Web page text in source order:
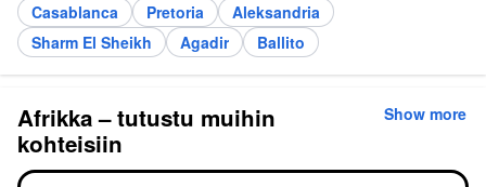
Casablanca
Pretoria
Aleksandria
Sharm El Sheikh
Agadir Ballito
Afrikka – tutustu muihin
kohteisiin
Show more